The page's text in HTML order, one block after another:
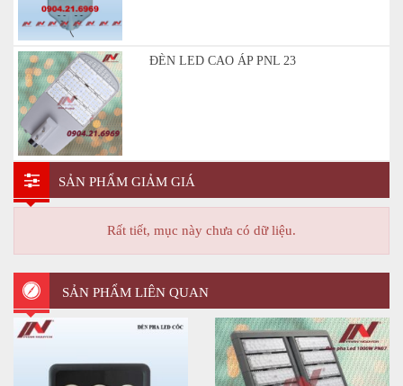
ĐÈN LED CAO ÁP PNL 23
SẢN PHẨM GIẢM GIÁ
Rất tiết, mục này chưa có dữ liệu.
SẢN PHẨM LIÊN QUAN